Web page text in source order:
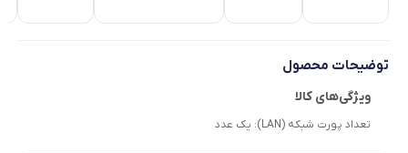
توضیحات محصول
تعداد پورت شبکه (LAN): یک عدد